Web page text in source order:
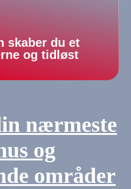
skaber du et
og tidløst
nærmeste
og
områder